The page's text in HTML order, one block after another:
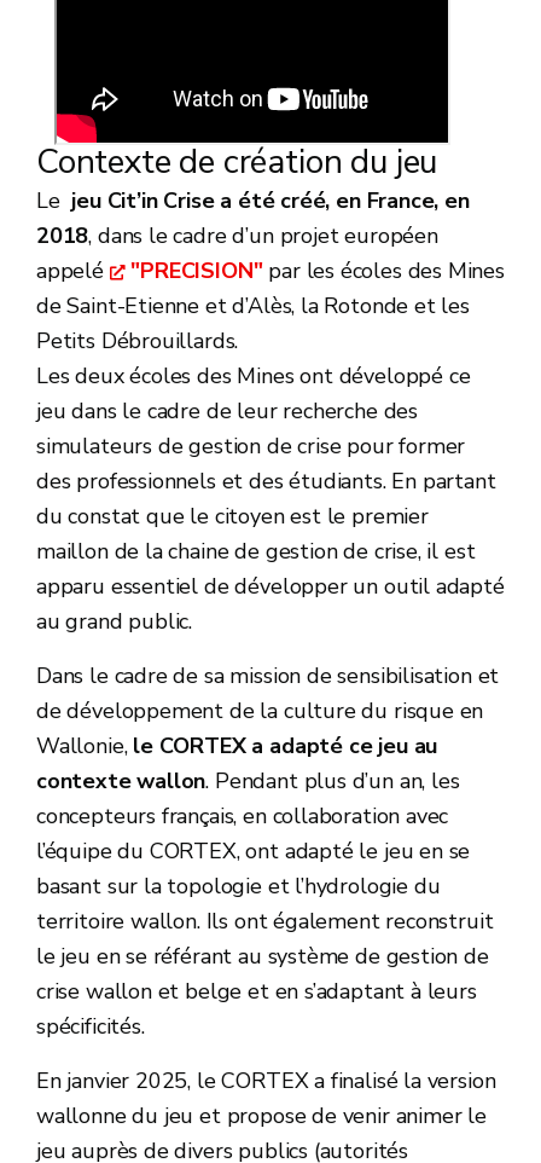
Contexte de création du jeu
Lejeu Cit’in Crise a été créé, en France, en
2018, dans le cadre d’un projet européen
appelé
"PRECISION"par les écoles des Mines
de Saint-Etienne et d’Alès, la Rotonde et les
Petits Débrouillards.
Les deux écoles des Mines ont développé ce
jeu dans le cadre de leur recherche des
simulateurs de gestion de crise pour former
des professionnels et des étudiants. En partant
du constat que le citoyen est le premier
maillon de la chaine de gestion de crise, il est
apparu essentiel de développer un outil adapté
au grand public.
Dans le cadre de sa mission de sensibilisation et
de développement de la culture du risque en
Wallonie, le CORTEX a adapté ce jeu au
contexte wallon. Pendant plus d’un an, les
concepteurs français, en collaboration avec
l’équipe du CORTEX, ont adapté le jeu en se
basant sur la topologie et l’hydrologie du
territoire wallon. Ils ont également reconstruit
le jeu en se référant au système de gestion de
crise wallon et belge et en s’adaptant à leurs
spécificités.
En janvier 2025, le CORTEX a finalisé la version
wallonne du jeu et propose de venir animer le
jeu auprès de divers publics (autorités